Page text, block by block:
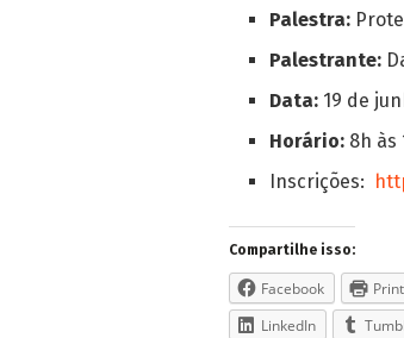
Palestra:
Palestrante:
Data: 19 de
Horário: 8h às
Inscrições:
Compartilhe isso:
Facebook Print
LinkedIn